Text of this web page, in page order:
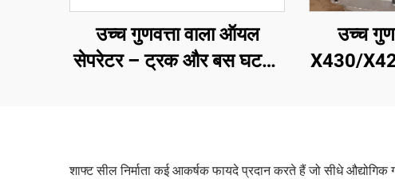
उच्च गुणवत्ता वाला ऑयल
सेपरेटर – ट्रक और बस घटक,
उच्च
X430/
शाफ्ट सील निर्माता कई आकर्षक फायदे प्रदान करते हैं जो सीधे